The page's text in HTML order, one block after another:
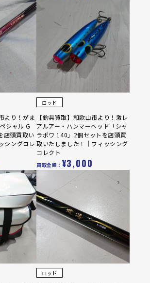
より！がま
シャル G
店頭買取い
シングコレ
ロッド
【釣具買取】和歌山市より！激レ
アルアー・ハンマーヘッド「シャ
ラポワ 140」2個セットを店頭買
取いたしました！｜フィッシング
コレクト
買取金額： ¥3,000
ロッド